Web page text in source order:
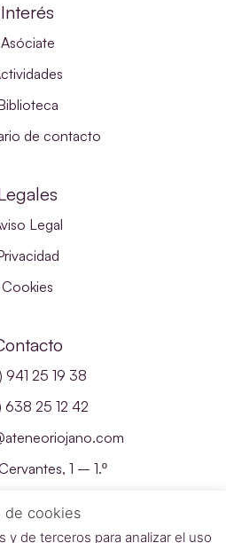
Interés
Asóciate
de contacto
Legal
Cookies
941 25 19 38
638 25 12 42
1 – 1.º
de cookies
y de terceros para analizar el uso